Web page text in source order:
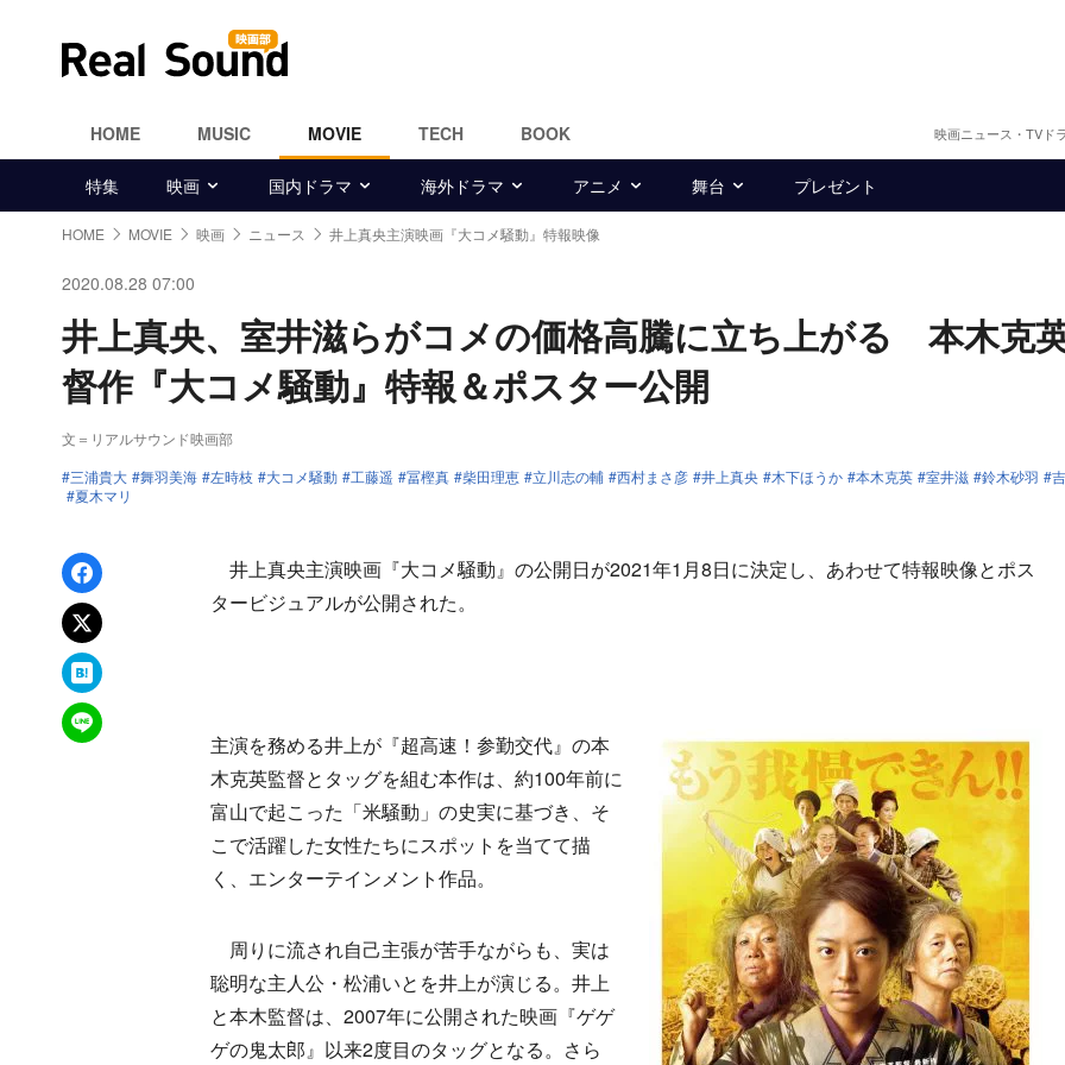
HOME MUSIC MOVIE TECH BOOK 映画ニュース・TVド
特集 映画 国内ドラマ 海外ドラマ アニメ 舞台 プレゼント
HOME MOVIE 映画 ニュース 井上真央主演映画『大コメ騒動』特報映像
2020.08.28 07:00
井上真央、室井滋らがコメの価格高騰に立ち上がる 本木克
督作『大コメ騒動』特報＆ポスター公開
文＝リアルサウンド映画部
三浦貴大
舞羽美海 左時枝 大コメ騒動 工藤遥 冨樫真 柴田理恵 立川志の輔 西村まさ彦 井上真央 木下ほうか 本木克英 室井滋 鈴木砂羽
夏木マリ
Facebookでシェア
xでポスト
はてなブックマーク
LINEで送る
井上真央主演映画『大コメ騒動』の公開日が2021年1月8日に決定し、あわせて特報映像とポス
タービジュアルが公開された。
主演を務める井上が『超高速！参勤交代』の本
木克英監督とタッグを組む本作は、約100年前に
富山で起こった「米騒動」の史実に基づき、そ
こで活躍した女性たちにスポットを当てて描
く、エンターテインメント作品。
周りに流され自己主張が苦手ながらも、実は
聡明な主人公・松浦いとを井上が演じる。井上
と本木監督は、2007年に公開された映画『ゲゲ
ゲの鬼太郎』以来2度目のタッグとなる。さら